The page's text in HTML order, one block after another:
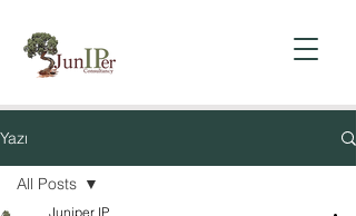
Yazı
All Posts
Juniper IP